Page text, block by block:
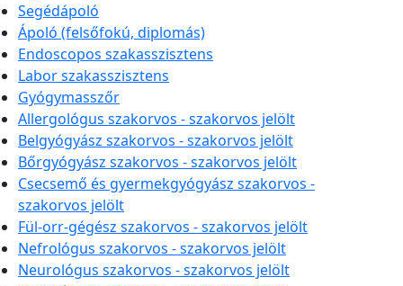
Segédápoló
Ápoló (felsőfokú, diplomás)
Endoscopos szakasszisztens
Labor szakasszisztens
Gyógymasszőr
Allergológus szakorvos - szakorvos jelölt
Belgyógyász szakorvos - szakorvos jelölt
Bőrgyógyász szakorvos - szakorvos jelölt
Csecsemő és gyermekgyógyász szakorvos -
szakorvos jelölt
Fül-orr-gégész szakorvos - szakorvos jelölt
Nefrológus szakorvos - szakorvos jelölt
Neurológus szakorvos - szakorvos jelölt